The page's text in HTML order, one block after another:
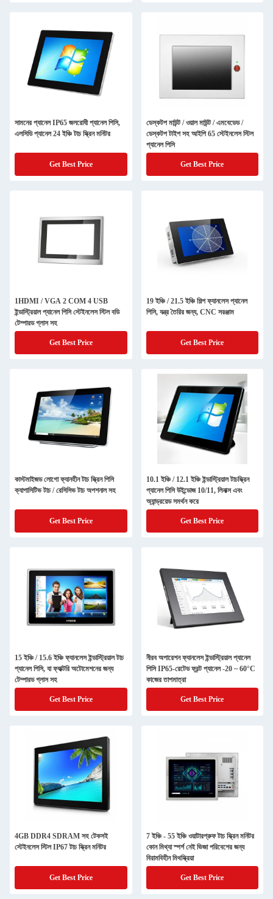
সামনের প্যানেল IP65 জলরোধী প্যানেল পিসি,
এলসিডি প্যানেল 24 ইঞ্চি টাচ স্ক্রিন মনিটর
Get Best Price
ডেস্কটপ মাউন্ট / ওয়াল মাউন্ট / এমবেডেড /
ডেস্কটপ টাইপ সহ আইপি 65 স্টেইনলেস স্টিল
প্যানেল পিসি
Get Best Price
1HDMI / VGA 2 COM 4 USB
ইন্ডাস্ট্রিয়াল প্যানেল পিসি স্টেইনলেস স্টিল বডি
টেম্পারড গ্লাস সহ
Get Best Price
19 ইঞ্চি / 21.5 ইঞ্চি শিল্প ফ্যানলেস প্যানেল
পিসি, যন্ত্র তৈরির জন্য, CNC সরঞ্জাম
Get Best Price
কাস্টমাইজড লোগো ফ্যানহীন টাচ স্ক্রিন পিসি
ক্যাপাসিটিভ টাচ / রেসিসিভ টাচ অপশনাল সহ
Get Best Price
10.1 ইঞ্চি / 12.1 ইঞ্চি ইন্ডাস্ট্রিয়াল টাচস্ক্রিন
প্যানেল পিসি উইন্ডোজ 10/11, লিনাক্স এবং
অ্যান্ড্রয়েড সমর্থন করে
Get Best Price
15 ইঞ্চি / 15.6 ইঞ্চি ফ্যানলেস ইন্ডাস্ট্রিয়াল টাচ
প্যানেল পিসি, যা ফ্যাক্টরি অটোমেশনের জন্য
টেম্পারড গ্লাস সহ
Get Best Price
নীরব অপারেশন ফ্যানলেস ইন্ডাস্ট্রিয়াল প্যানেল
পিসি IP65-রেটেড ফ্রন্ট প্যানেল -20 ~ 60°C
কাজের তাপমাত্রা
Get Best Price
4GB DDR4 SDRAM সহ টেকসই
স্টেইনলেস স্টিল IP67 টাচ স্ক্রিন মনিটর
Get Best Price
7 ইঞ্চি - 55 ইঞ্চি ওয়াটারপ্রুফ টাচ স্ক্রিন মনিটর
কোন মিথ্যা স্পর্শ নেই ভিজা পরিবেশের জন্য
বিরামবিহীন মিথস্ক্রিয়া
Get Best Price